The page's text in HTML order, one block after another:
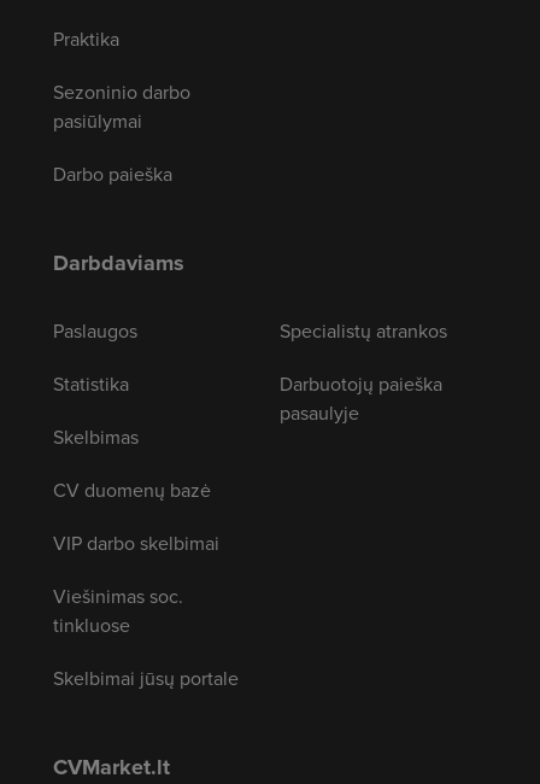
Praktika
Sezoninio darbo
pasiūlymai
Darbo paieška
Darbdaviams
Paslaugos
Statistika
Skelbimas
CV duomenų bazė
VIP darbo skelbimai
Viešinimas soc.
tinkluose
Skelbimai jūsų portale
Specialistų atrankos
Darbuotojų paieška
pasaulyje
CVMarket.lt